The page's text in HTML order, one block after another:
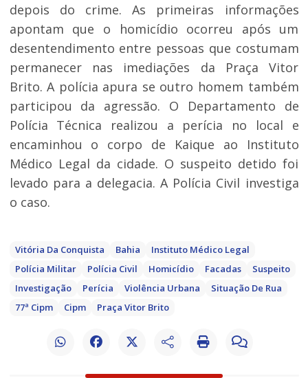
depois do crime. As primeiras informações
apontam que o homicídio ocorreu após um
desentendimento entre pessoas que costumam
permanecer nas imediações da Praça Vitor
Brito. A polícia apura se outro homem também
participou da agressão. O Departamento de
Polícia Técnica realizou a perícia no local e
encaminhou o corpo de Kaique ao Instituto
Médico Legal da cidade. O suspeito detido foi
levado para a delegacia. A Polícia Civil investiga
o caso.
Vitória Da Conquista Bahia
Instituto Médico Legal
Polícia Militar
Polícia Civil Homicídio Facadas
Suspeito
Investigação
Perícia Violência Urbana
Situação De Rua
77ª Cipm
Cipm Praça Vitor Brito